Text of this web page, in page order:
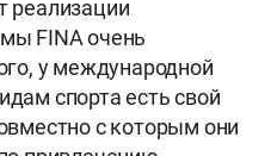
реализации
FINA очень
у международной
спорта есть свой
с которым они